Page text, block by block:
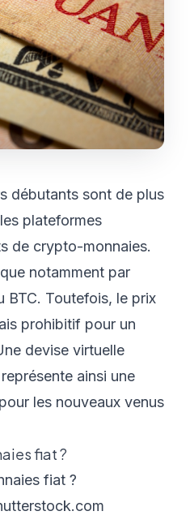
débutants sont de plus
plateformes
de crypto-monnaies.
notamment par
BTC. Toutefois, le prix
prohibitif pour un
devise virtuelle
ainsi une
les nouveaux venus
fiat ?